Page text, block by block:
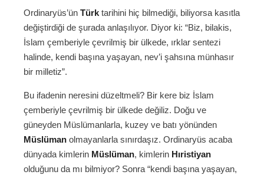
Ordinaryüs’ün Türk tarihini hiç bilmediği, biliyorsa kasıtla
değiştirdiği de şurada anlaşılıyor. Diyor ki: “Biz, bilakis,
İslam çemberiyle çevrilmiş bir ülkede, ırklar sentezi
halinde, kendi başına yaşayan, nev’i şahsına münhasır
bir milletiz”.
Bu ifadenin neresini düzeltmeli? Bir kere biz İslam
çemberiyle çevrilmiş bir ülkede değiliz. Doğu ve
güneyden Müslümanlarla, kuzey ve batı yönünden
Müslüman olmayanlarla sınırdaşız. Ordinaryüs acaba
dünyada kimlerin Müslüman, kimlerin Hıristiyan
olduğunu da mı bilmiyor? Sonra “kendi başına yaşayan,